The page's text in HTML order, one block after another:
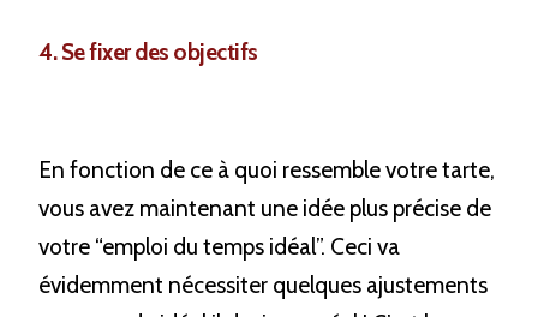
4. Se fixer des objectifs
En fonction de ce à quoi ressemble votre tarte,
vous avez maintenant une idée plus précise de
votre “emploi du temps idéal”. Ceci va
évidemment nécessiter quelques ajustements